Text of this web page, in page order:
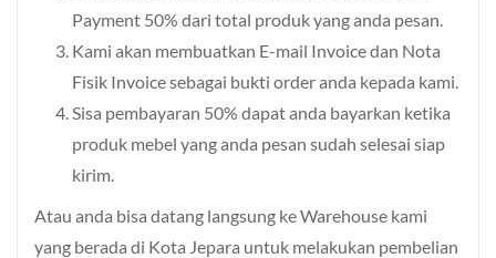
Payment 50% dari total produk yang anda pesan.
Kami akan membuatkan E-mail Invoice dan Nota
Fisik Invoice sebagai bukti order anda kepada kami.
Sisa pembayaran 50% dapat anda bayarkan ketika
produk mebel yang anda pesan sudah selesai siap
kirim.
Atau anda bisa datang langsung ke Warehouse kami
yang berada di Kota Jepara untuk melakukan pembelian